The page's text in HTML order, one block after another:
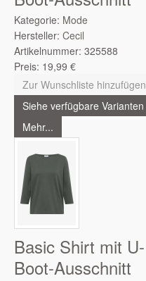
Kategorie: Mode
Hersteller: Cecil
Artikelnummer: 325588
Preis: 19,99 €
Zur Wunschliste hinzufügen
Siehe verfügbare Varianten
Mehr...
Basic Shirt mit U-
Boot-Ausschnitt